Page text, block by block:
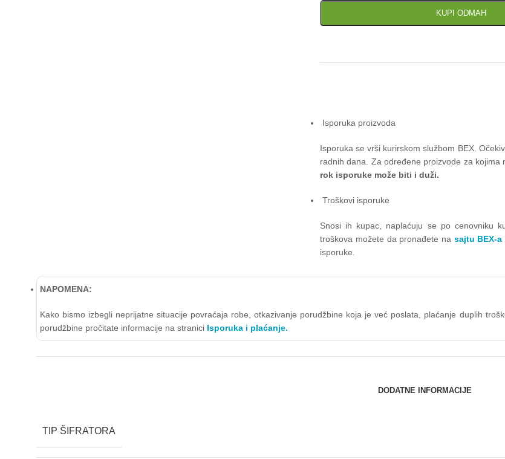
KUPI ODMAH
Isporuka proizvoda
Isporuka se vrši kurirskom službom BEX.
radnih dana. Za određene proizvode za kojima
rok isporuke može biti i duži.
Troškovi isporuke
Snosi ih kupac, naplaćuju se po cenovniku
troškova možete da pronađete na sajtu BEX-a
isporuke.
NAPOMENA:
Kako bismo izbegli neprijatne situacije povraćaja robe, otkazivanje porudžbine koja je već poslata, plaćanje duplih
porudžbine pročitate informacije na stranici Isporuka i plaćanje.
DODATNE INFORMACIJE
TIP ŠIFRATORA